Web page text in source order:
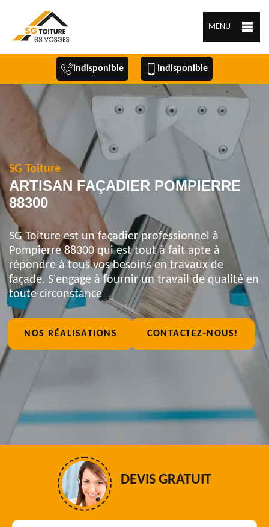
MENU
indisponible indisponible
SG Toiture
ARTISAN FAÇADIER POMPIERRE
88300
SG Toiture est un façadier professionnel à
Pompierre 88300 qui est tout à fait apte à
répondre à tous vos besoins en travaux de
façade. S'engage à fournir un travail de qualité en
toute circonstance
NOS RÉALISATIONS CONTACTEZ-NOUS!
DEVIS GRATUIT